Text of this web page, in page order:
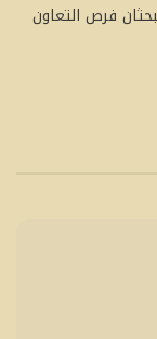
تبحثان فرص التعاون